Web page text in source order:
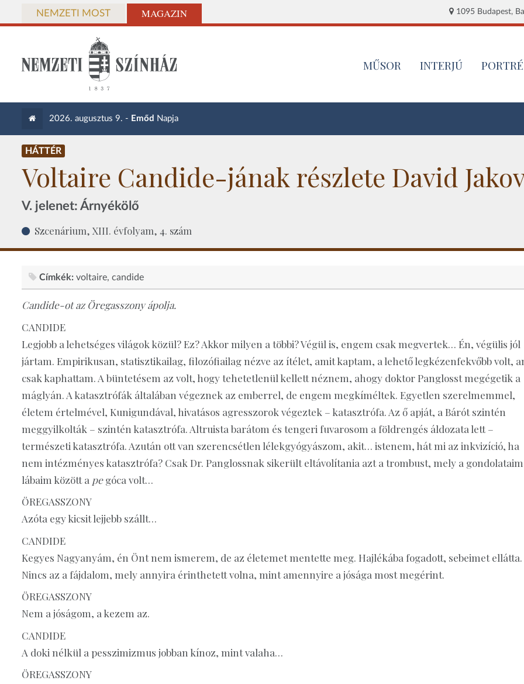
NEMZETI MOST MAGAZIN 1095 Budapest,
MŰSOR INTERJÚ PORTRÉ
2026. augusztus 9. - Emőd Napja
HÁTTÉR
Voltaire Candide-jának részlete David
V. jelenet: Árnyékölő
Szcenárium, XIII. évfolyam, 4. szám
Címkék: voltaire candide
Candide-ot az Öregasszony ápolja.
CANDIDE
Legjobb a lehetséges világok közül? Ez? Akkor milyen a többi? Végül is, engem csak megvertek… Én, végülis jól
jártam. Empirikusan, statisztikailag, filozófiailag nézve az ítélet, amit kaptam, a lehető legkézenfekvőbb volt,
csak kaphattam. A büntetésem az volt, hogy tehetetlenül kellett néznem, ahogy doktor Panglosst megégetik a
máglyán. A katasztrófák általában végeznek az emberrel, de engem megkíméltek. Egyetlen szerelmemmel,
életem értelmével, Kunigundával, hivatásos agresszorok végeztek – katasztrófa. Az ő apját, a Bárót szintén
meggyilkolták – szintén katasztrófa. Altruista barátom és tengeri fuvarosom a földrengés áldozata lett –
természeti katasztrófa. Azután ott van szerencsétlen lélekgyógyászom, akit… istenem, hát mi az inkvizíció, ha
nem intézményes katasztrófa? Csak Dr. Panglossnak sikerült eltávolítania azt a trombust, mely a
lábaim között a pegóca volt…
ÖREGASSZONY
Azóta egy kicsit lejjebb szállt…
CANDIDE
Kegyes Nagyanyám, én Önt nem ismerem, de az életemet mentette meg. Hajlékába fogadott, sebeimet ellátta.
Nincs az a fájdalom, mely annyira érinthetett volna, mint amennyire a jósága most megérint.
ÖREGASSZONY
Nem a jóságom, a kezem az.
CANDIDE
A doki nélkül a pesszimizmus jobban kínoz, mint valaha…
ÖREGASSZONY